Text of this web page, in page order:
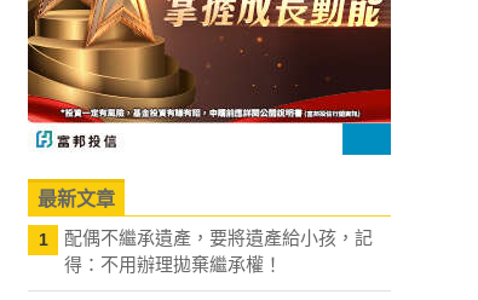
最新文章
1
配偶不繼承遺產，要將遺產給小孩，記
得：不用辦理拋棄繼承權！